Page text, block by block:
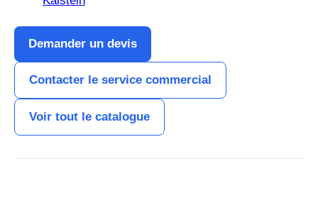
Demander un devis
Contacter le service commercial
Voir tout le catalogue